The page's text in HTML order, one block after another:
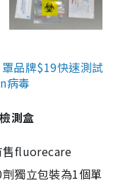
品牌$19快速測試
病毒
測盒
售fluorecare
獨立包裝為1個單